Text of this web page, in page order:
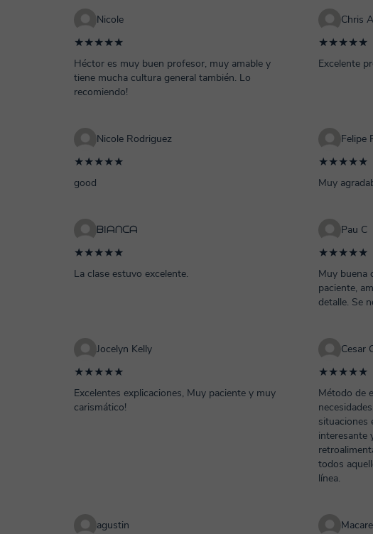
Nicole
★★★★★
Héctor es muy buen profesor, muy amable y
tiene mucha cultura general también. Lo
recomiendo!
Chris
★★★★★
Excelente
Nicole Rodriguez
★★★★★
good
Felipe
★★★★★
Muy
ᗷIᗩᑎᑕᗩ
★★★★★
La clase estuvo excelente.
Pau C
★★★★★
Muy buena
paciente,
detalle. Se
Jocelyn Kelly
★★★★★
Excelentes explicaciones, Muy paciente y muy
carismático!
Cesar
★★★★★
Método de
situaciones
interesante
todos
línea.
agustin